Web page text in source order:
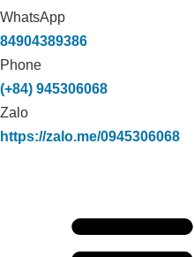
WhatsApp
84904389386
Phone
(+84) 945306068
Zalo
https://zalo.me/0945306068